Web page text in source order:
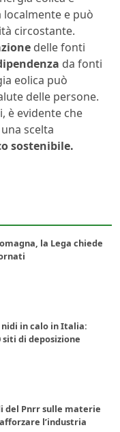
e può
circostante.
delle fonti
da fonti
eolica può
delle persone.
è evidente che
scelta
sostenibile.
la Lega chiede
in calo in Italia:
di deposizione
del Pnrr sulle materie
l’industria